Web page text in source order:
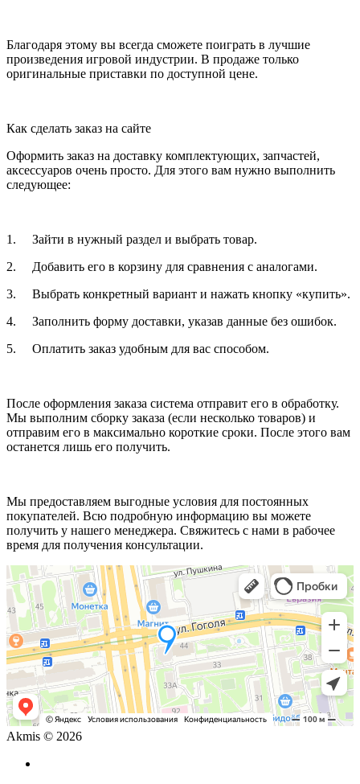
Благодаря этому вы всегда сможете поиграть в лучшие
произведения игровой индустрии. В продаже только
оригинальные приставки по доступной цене.
Как сделать заказ на сайте
Оформить заказ на доставку комплектующих, запчастей,
аксессуаров очень просто. Для этого вам нужно выполнить
следующее:
1. Зайти в нужный раздел и выбрать товар.
2. Добавить его в корзину для сравнения с аналогами.
3. Выбрать конкретный вариант и нажать кнопку «купить».
4. Заполнить форму доставки, указав данные без ошибок.
5. Оплатить заказ удобным для вас способом.
После оформления заказа система отправит его в обработку.
Мы выполним сборку заказа (если несколько товаров) и
отправим его в максимально короткие сроки. После этого вам
останется лишь его получить.
Мы предоставляем выгодные условия для постоянных
покупателей. Всю подробную информацию вы можете
получить у нашего менеджера. Свяжитесь с нами в рабочее
время для получения консультации.
Akmis © 2026